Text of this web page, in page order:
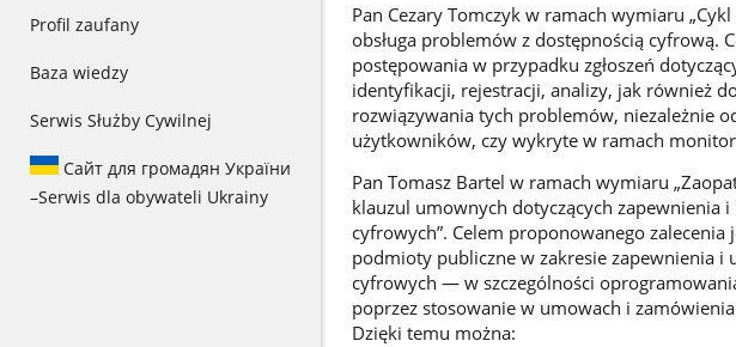
Profil zaufany
Baza wiedzy
Serwis Służby Cywilnej
Сайт для громадян України
–Serwis dla obywateli Ukrainy
Pan Cezary Tomczyk w ramach wymiaru
obsługa problemów z dostępnością cyfrową.
postępowania w przypadku zgłoszeń
identyfikacji, rejestracji, analizy, jak również
rozwiązywania tych problemów, niezależnie
użytkowników, czy wykryte w ramach
Pan Tomasz Bartel w ramach wymiaru
klauzul umownych dotyczących
cyfrowych”. Celem proponowanego
podmioty publiczne w zakresie zapewnienia
cyfrowych — w szczególności
poprzez stosowanie w umowach i
Dzięki temu można: